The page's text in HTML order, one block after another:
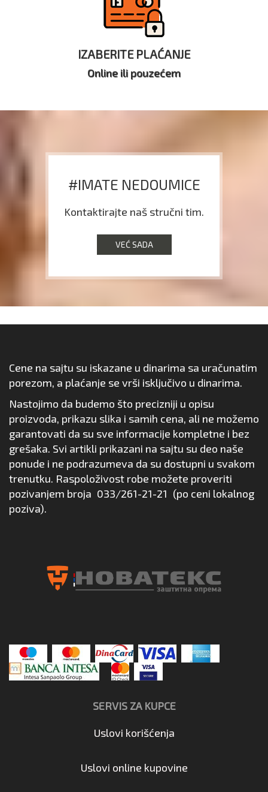
IZABERITE PLAĆANJE
Online ili pouzećem
#IMATE NEDOUMICE
Kontaktirajte naš stručni tim.
VEĆ SADA
Cene na sajtu su iskazane u dinarima sa uračunatim
porezom, a plaćanje se vrši isključivo u dinarima.
Nastojimo da budemo što precizniji u opisu
proizvoda, prikazu slika i samih cena, ali ne možemo
garantovati da su sve informacije kompletne i bez
grešaka. Svi artikli prikazani na sajtu su deo naše
ponude i ne podrazumeva da su dostupni u svakom
trenutku. Raspoloživost robe možete proveriti
pozivanjem broja 033/261-21-21 (po ceni lokalnog
poziva).
SERVIS ZA KUPCE
Uslovi korišćenja
Uslovi online kupovine